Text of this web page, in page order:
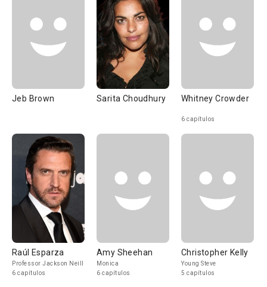
Jeb Brown Sarita Choudhury Whitney Crowder
6 capítulos
Raúl Esparza
Professor Jackson Neill
6 capítulos
Amy Sheehan
Monica
6 capítulos
Christopher Kelly
Young Steve
5 capítulos